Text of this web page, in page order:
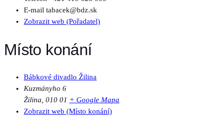
E-mail tabacek@bdz.sk
Zobrazit web (Pořadatel)
Místo konání
Bábkové divadlo Žilina
Kuzmányho 6
Žilina, 010 01 + Google Mapa
Zobrazit web (Místo konání)